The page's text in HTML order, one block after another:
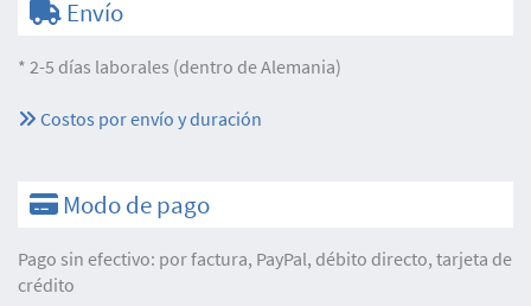
Envío
* 2-5 días laborales (dentro de Alemania)
Costos por envío y duración
Modo de pago
Pago sin efectivo: por factura, PayPal, débito directo, tarjeta de
crédito